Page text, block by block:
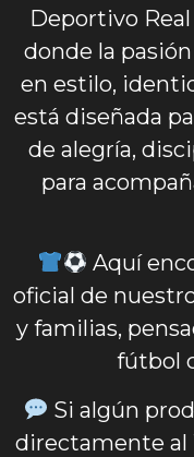
Deportivo Real
donde la
en estilo,
está diseñada
de alegría,
para
Aquí
oficial de
y familias,
fútbol
Si algún
directamente al